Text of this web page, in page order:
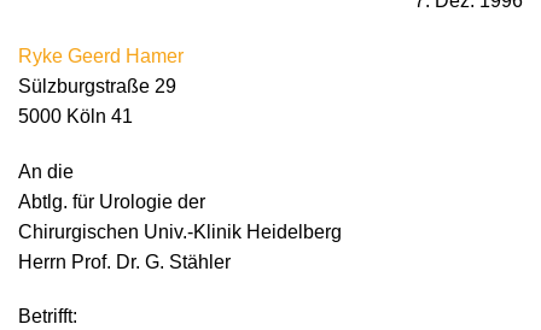
Ryke Geerd Hamer
Sülzburgstraße 29
5000 Köln 41
An die
Abtlg. für Urologie der
Chirurgischen Univ.-Klinik Heidelberg
Herrn Prof. Dr. G. Stähler
Betrifft: